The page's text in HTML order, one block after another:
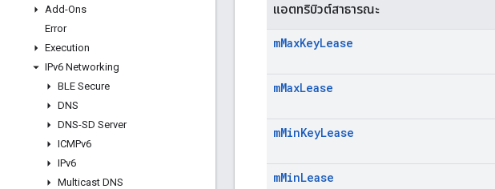
Add-Ons
Error
Execution
IPv6 Networking
BLE Secure
DNS
DNS-SD Server
ICMPv6
IPv6
Multicast DNS
แอตทริบิวต์สาธารณะ
mMaxKeyLease
mMaxLease
mMinKeyLease
mMinLease